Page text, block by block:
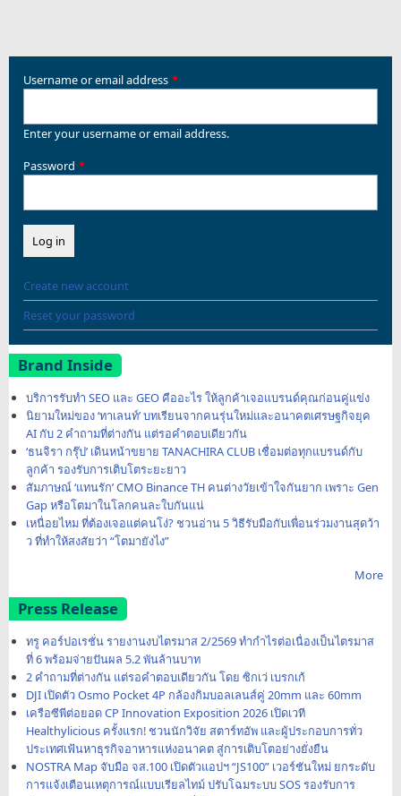
Username or email address
Enter your username or email address.
Password
Create new account
Reset your password
Brand Inside
บริการรับทำ SEO และ GEO คืออะไร ให้ลูกค้าเจอแบรนด์คุณก่อนคู่แข่ง
นิยามใหม่ของ ‘ทาเลนท์’ บทเรียนจากคนรุ่นใหม่และอนาคตเศรษฐกิจยุค
AI กับ 2 คำถามที่ต่างกัน แต่รอคำตอบเดียวกัน
‘ธนจิรา กรุ๊ป’ เดินหน้าขยาย TANACHIRA CLUB เชื่อมต่อทุกแบรนด์กับ
ลูกค้า รองรับการเติบโตระยะยาว
สัมภาษณ์ ‘แทนรัก’ CMO Binance TH คนต่างวัยเข้าใจกันยาก เพราะ Gen
Gap หรือโตมาในโลกคนละใบกันแน่
เหนื่อยไหม ที่ต้องเจอแต่คนโง่? ชวนอ่าน 5 วิธีรับมือกับเพื่อนร่วมงานสุดว้า
ว ที่ทำให้สงสัยว่า “โตมายังไง”
More
Press Release
ทรู คอร์ปอเรชั่น รายงานงบไตรมาส 2/2569 ทำกำไรต่อเนื่องเป็นไตรมาส
ที่ 6 พร้อมจ่ายปันผล 5.2 พันล้านบาท
2 คำถามที่ต่างกัน แต่รอคำตอบเดียวกัน โดย ซิกเว่ เบรกเก้
DJI เปิดตัว Osmo Pocket 4P กล้องกิมบอลเลนส์คู่ 20mm และ 60mm
เครือซีพีต่อยอด CP Innovation Exposition 2026 เปิดเวที
Healthylicious ครั้งแรก! ชวนนักวิจัย สตาร์ทอัพ และผู้ประกอบการทั่ว
ประเทศเฟ้นหาธุรกิจอาหารแห่งอนาคต สู่การเติบโตอย่างยั่งยืน
NOSTRA Map จับมือ จส.100 เปิดตัวแอปฯ “JS100” เวอร์ชันใหม่ ยกระดับ
การแจ้งเตือนเหตุการณ์แบบเรียลไทม์ ปรับโฉมระบบ SOS รองรับการ